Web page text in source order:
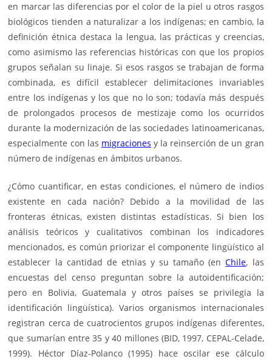
en marcar las diferencias por el color de la piel u otros rasgos
biológicos tienden a naturalizar a los indígenas; en cambio, la
definición étnica destaca la lengua, las prácticas y creencias,
como asimismo las referencias históricas con que los propios
grupos señalan su linaje. Si esos rasgos se trabajan de forma
combinada, es difícil establecer delimitaciones invariables
entre los indígenas y los que no lo son; todavía más después
de prolongados procesos de mestizaje como los ocurridos
durante la modernización de las sociedades latinoamericanas,
especialmente con las migraciones y la reinserción de un gran
número de indígenas en ámbitos urbanos.
¿Cómo cuantificar, en estas condiciones, el número de indios
existente en cada nación? Debido a la movilidad de las
fronteras étnicas, existen distintas estadísticas. Si bien los
análisis teóricos y cualitativos combinan los indicadores
mencionados, es común priorizar el componente lingüístico al
establecer la cantidad de etnias y su tamaño (enChile, las
encuestas del censo preguntan sobre la autoidentificación;
pero en Bolivia, Guatemala y otros países se privilegia la
identificación lingüística). Varios organismos internacionales
registran cerca de cuatrocientos grupos indígenas diferentes,
que sumarían entre 35 y 40 millones (BID, 1997, CEPAL-Celade,
1999). Héctor Díaz-Polanco (1995) hace oscilar ese cálculo